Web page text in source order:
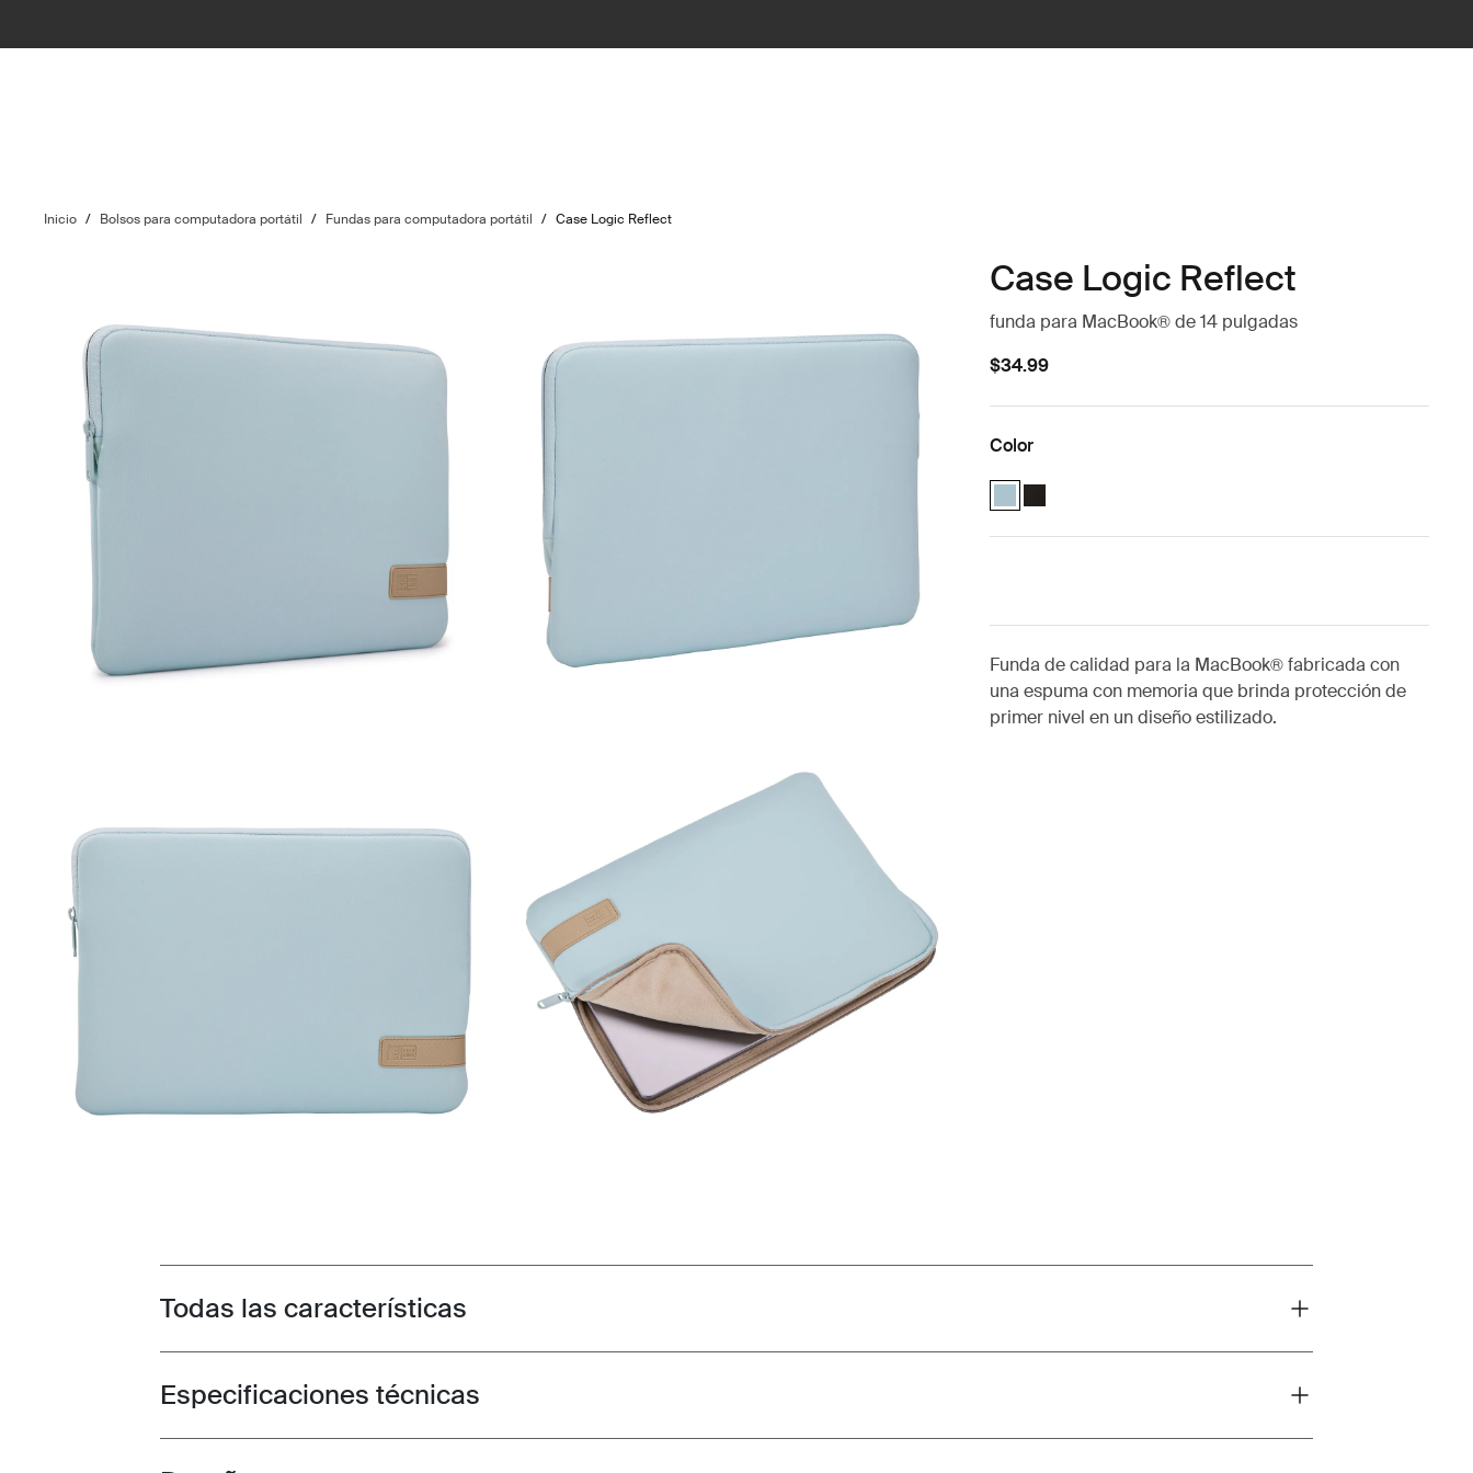
Inicio / Bolsos para computadora portátil / Fundas para computadora portátil / Case Logic Reflect
Case Logic Reflect
funda para MacBook® de 14 pulgadas
$34.99
Color
Case Logic Reflect 14" MacBook® Sleeve Gentle Blue (selected)
Case Logic Reflect 14" MacBook® Sleeve Negro
Funda de calidad para la MacBook® fabricada con
una espuma con memoria que brinda protección de
primer nivel en un diseño estilizado.
Toggle features
Todas las características
Toggle techspec
Especificaciones técnicas